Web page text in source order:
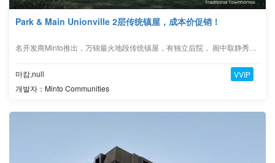
Park & Main Unionville 2层传统镇屋，成本价促销！
마캄,null
개발자：Minto Communities
VVIP